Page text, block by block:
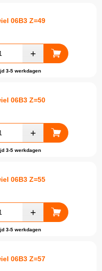
06B3 Z=49
3-5 werkdagen
06B3 Z=50
3-5 werkdagen
06B3 Z=55
3-5 werkdagen
06B3 Z=57